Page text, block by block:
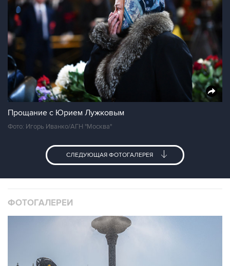
Прощание с Юрием Лужковым
Фото: Игорь Иванко/АГН "Москва"
СЛЕДУЮЩАЯ ФОТОГАЛЕРЕЯ
ФОТОГАЛЕРЕИ